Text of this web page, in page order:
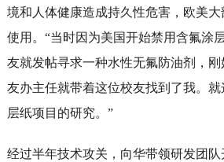
境和人体健康造成持久性危害，欧美
使用。“当时因为美国开始禁用含氟涂
友就发帖寻求一种水性无氟防油剂，
友办主任就带着这位校友找到了我。
层纸项目的研究。”
经过半年技术攻关，向华带领研发团